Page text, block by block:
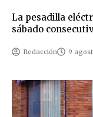
La pesadilla
sábado
Redacción 9